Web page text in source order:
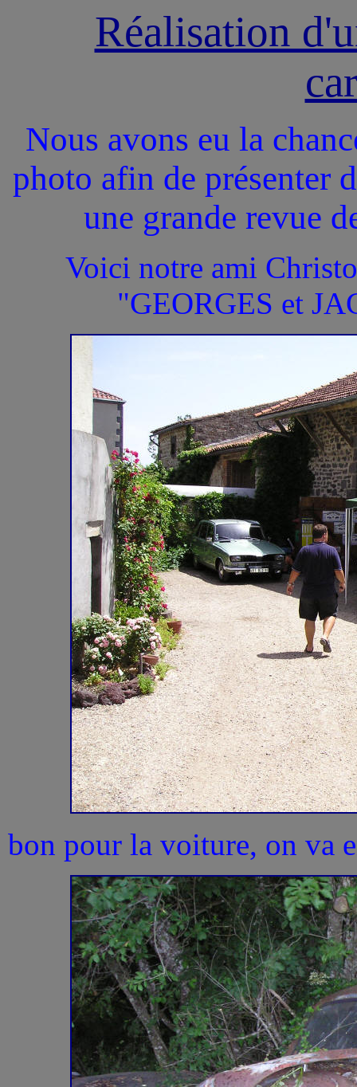
Réalisation
Nous avons eu la
photo afin de présenter
une grande revue
Voici notre ami
"GEORGES et
bon pour la voiture, on va